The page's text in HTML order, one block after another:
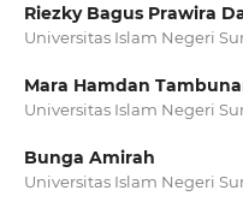
Riezky Bagus Prawira
Universitas Islam Negeri
Mara Hamdan
Universitas Islam Negeri
Bunga Amirah
Universitas Islam Negeri